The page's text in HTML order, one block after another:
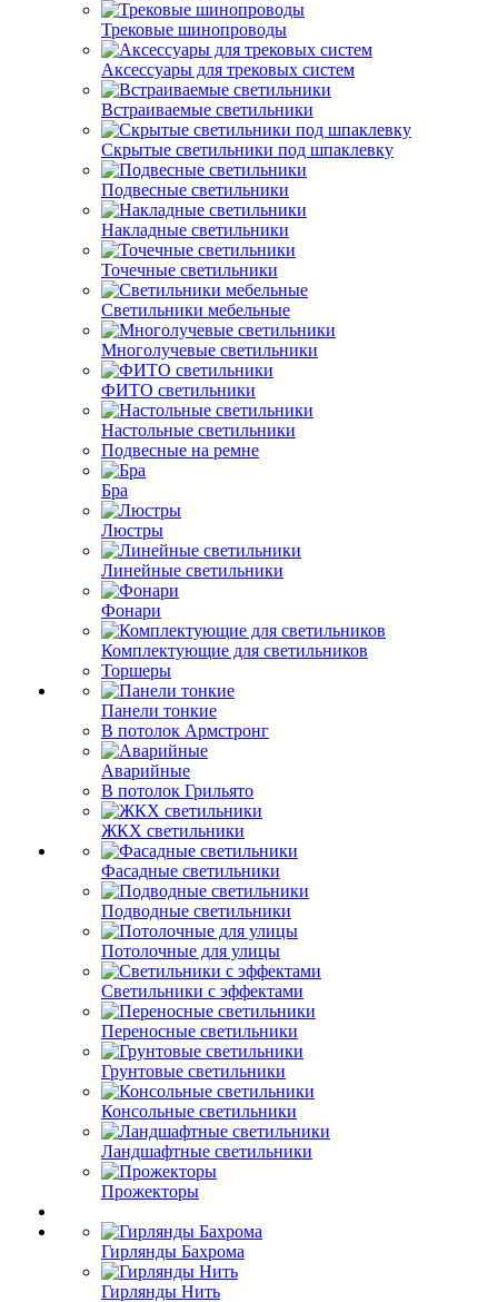
Трековые шинопроводы
Аксессуары для трековых систем
Встраиваемые светильники
Скрытые светильники под шпаклевку
Подвесные светильники
Накладные светильники
Точечные светильники
Светильники мебельные
Многолучевые светильники
ФИТО светильники
Настольные светильники
Подвесные на ремне
Бра
Люстры
Линейные светильники
Фонари
Комплектующие для светильников
Торшеры
Панели тонкие
В потолок Армстронг
Аварийные
В потолок Грильято
ЖКХ светильники
Фасадные светильники
Подводные светильники
Потолочные для улицы
Светильники с эффектами
Переносные светильники
Грунтовые светильники
Консольные светильники
Ландшафтные светильники
Прожекторы
Гирлянды Бахрома
Гирлянды Нить